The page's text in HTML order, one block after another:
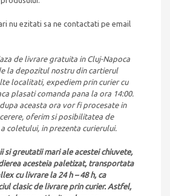
nu ezitati sa ne contactati pe email
de livrare gratuita in Cluj-Napoca
la depozitul nostru din cartierul
localitati, expediem prin curier cu
plasati comanda pana la ora 14:00.
aceasta ora vor fi procesate in
oferim si posibilitatea de
coletului, in prezenta curierului.
si greutatii mari ale acestei chiuvete,
acesteia paletizat, transportata
cu livrare la 24 h – 48 h, ca
clasic de livrare prin curier. Astfel,